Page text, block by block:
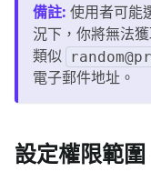
備註: 使用者可能
況下，你將無法
類似
電子郵件地址。
設定權限範